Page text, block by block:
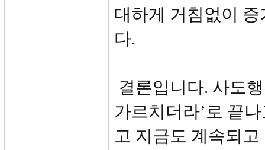
대하게 거침없이
다.
결론입니다. 사도
가르치더라’로 끝
고 지금도 계속되